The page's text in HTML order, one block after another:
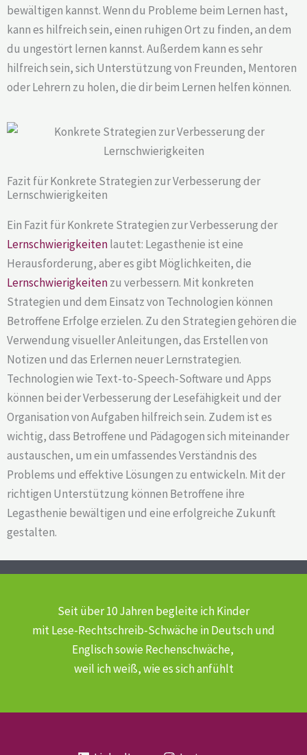
bewältigen kannst. Wenn du Probleme beim Lernen hast,
kann es hilfreich sein, einen ruhigen Ort zu finden, an dem
du ungestört lernen kannst. Außerdem kann es sehr
hilfreich sein, sich Unterstützung von Freunden, Mentoren
oder Lehrern zu holen, die dir beim Lernen helfen können.
Fazit für Konkrete Strategien zur Verbesserung der
Lernschwierigkeiten
Ein Fazit für Konkrete Strategien zur Verbesserung der
Lernschwierigkeitenlautet: Legasthenie ist eine
Herausforderung, aber es gibt Möglichkeiten, die
Lernschwierigkeitenzu verbessern. Mit konkreten
Strategien und dem Einsatz von Technologien können
Betroffene Erfolge erzielen. Zu den Strategien gehören die
Verwendung visueller Anleitungen, das Erstellen von
Notizen und das Erlernen neuer Lernstrategien.
Technologien wie Text-to-Speech-Software und Apps
können bei der Verbesserung der Lesefähigkeit und der
Organisation von Aufgaben hilfreich sein. Zudem ist es
wichtig, dass Betroffene und Pädagogen sich miteinander
austauschen, um ein umfassendes Verständnis des
Problems und effektive Lösungen zu entwickeln. Mit der
richtigen Unterstützung können Betroffene ihre
Legasthenie bewältigen und eine erfolgreiche Zukunft
gestalten.
Seit über 10 Jahren begleite ich Kinder
mit Lese-Rechtschreib-Schwächein Deutsch und
Englisch sowie Rechenschwäche,
weil ich weiß, wie es sich anfühlt